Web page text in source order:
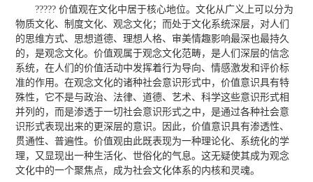
????? 价值观在文化中居于核心地位。文化从广义上可以分为
物质文化、制度文化、观念文化；而处于文化系统深层，对人们
的思维方式、思想道德、理想人格、审美情趣影响最深也最持久
的，是观念文化。价值观属于观念文化范畴，是人们深层的信念
系统，在人们的价值活动中发挥着行为导向、情感激发和评价标
准的作用。在观念文化的诸种社会意识形式中，价值意识具有特
殊性，它不是与政治、法律、道德、艺术、科学这些意识形式相
并列的，而是渗透于一切社会意识形式之中，是通过各种社会意
识形式表现出来的更深层的意识。因此，价值意识具有渗透性、
贯通性、普遍性。价值观由此既表现为一种理论化、系统化的学
理，又显现出一种生活化、世俗化的气息。这无疑使其成为观念
文化中的一个聚焦点，成为社会文化体系的内核和灵魂。